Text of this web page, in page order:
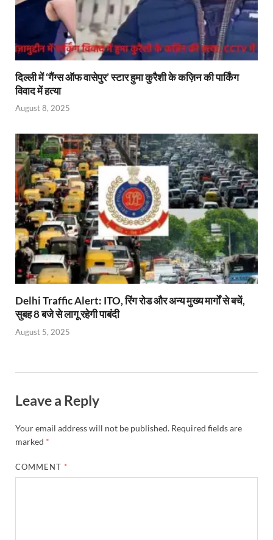
दिल्ली में ‘गैंग्स ऑफ वासेपुर’ स्टार हुमा कुरैशी के कज़िन की पार्किंग
विवाद में हत्या
August 8, 2025
Delhi Traffic Alert: ITO, रिंग रोड और अन्य मुख्य मार्गों से बचें,
सुबह 8 बजे से लागू रहेगी पाबंदी
August 5, 2025
Leave a Reply
Your email address will not be published. Required fields are
marked *
COMMENT *